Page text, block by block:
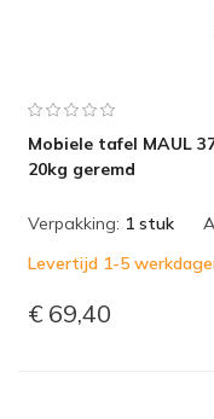
Mobiele tafel MAUL
20kg geremd
Verpakking: 1 stuk
Levertijd 1-5
€ 69,40